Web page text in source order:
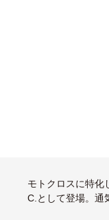
モトクロスに特化
C.として登場。通